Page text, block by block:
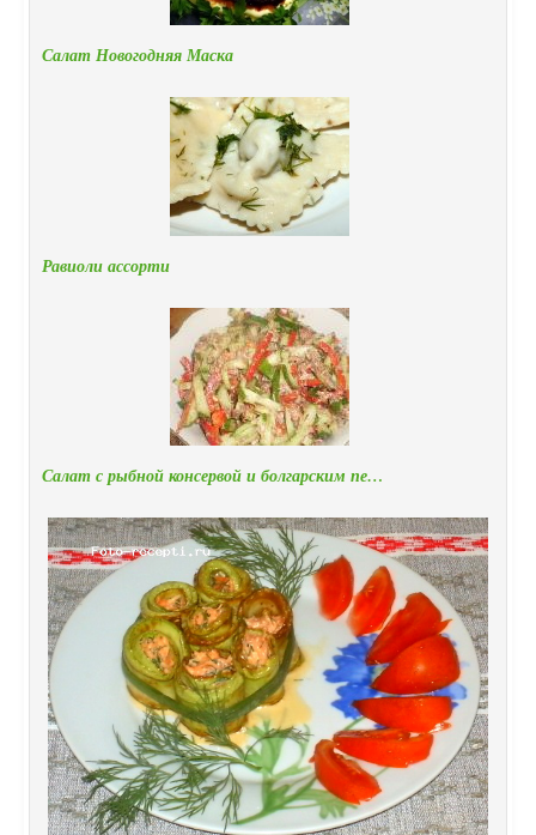
Салат Новогодняя Маска
Равиоли ассорти
Салат с рыбной консервой и болгарским пе…